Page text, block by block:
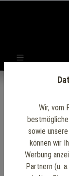
Wir, vom
sowie
können wir
Werbung
Partnern (u.